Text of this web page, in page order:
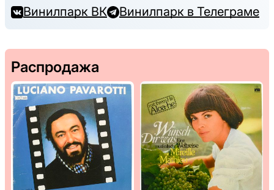
Винилпарк ВК Винилпарк в Телеграме
Распродажа